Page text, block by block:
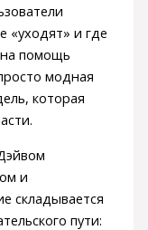
«уходят» и где
помощь
модная
которая
и
складывается
пути: